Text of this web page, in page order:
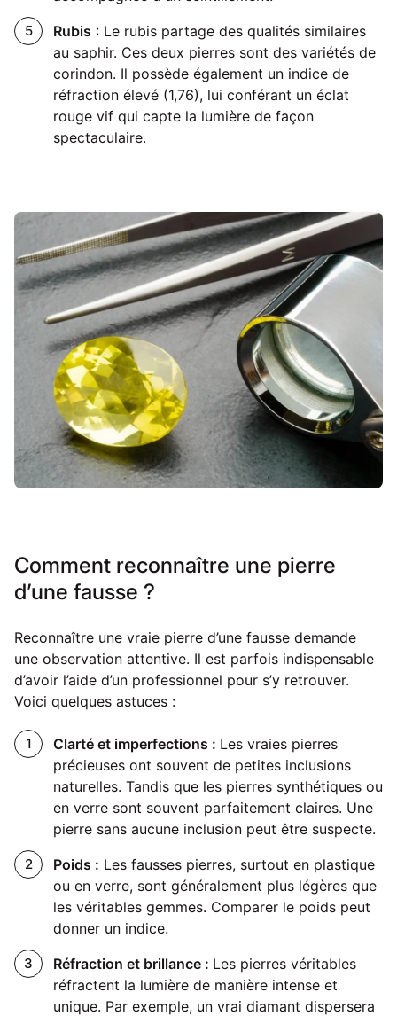
Rubis : Le rubis partage des qualités similaires
au saphir. Ces deux pierres sont des variétés de
corindon. Il possède également un indice de
réfraction élevé (1,76), lui conférant un éclat
rouge vif qui capte la lumière de façon
spectaculaire.
Comment reconnaître une pierre
d’une fausse ?
Reconnaître une vraie pierre d’une fausse demande
une observation attentive. Il est parfois indispensable
d’avoir l’aide d’un professionnel pour s’y retrouver.
Voici quelques astuces :
Clarté et imperfections : Les vraies pierres
précieuses ont souvent de petites inclusions
naturelles. Tandis que les pierres synthétiques ou
en verre sont souvent parfaitement claires. Une
pierre sans aucune inclusion peut être suspecte.
Poids : Les fausses pierres, surtout en plastique
ou en verre, sont généralement plus légères que
les véritables gemmes. Comparer le poids peut
donner un indice.
Réfraction et brillance : Les pierres véritables
réfractent la lumière de manière intense et
unique. Par exemple, un vrai diamant dispersera